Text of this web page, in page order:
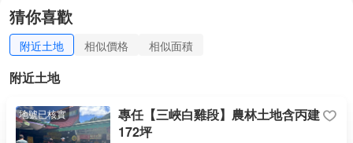
猜你喜歡
附近土地 相似價格 相似面積
附近土地
地號已核實
專任【三峽白雞段】農林土地含丙建
172坪